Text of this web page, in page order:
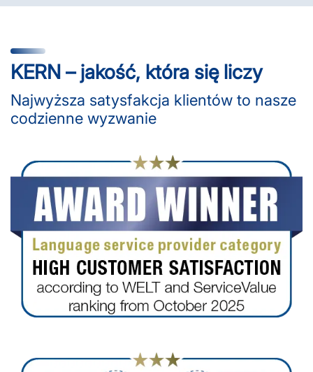
KERN – jakość, która się liczy
Najwyższa satysfakcja klientów to nasze
codzienne wyzwanie